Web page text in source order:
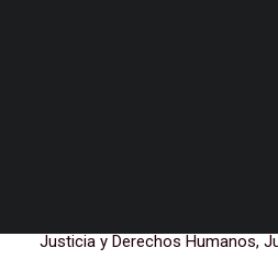
Justicia y Derechos Humanos,